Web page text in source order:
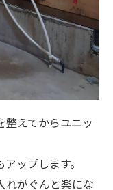
整えてからユニッ
ップします。
れがぐんと楽にな